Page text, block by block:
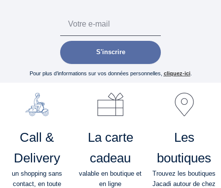
S'inscrire
Pour plus d’informations sur vos données personnelles, cliquez-ici.
Call &
Delivery
un shopping sans
contact, en toute
La carte
cadeau
valable en boutique et
en ligne
Les
boutiques
Trouvez les boutiques
Jacadi autour de chez